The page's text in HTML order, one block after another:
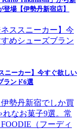
場【伊勢丹新宿店】
ニーカー】今すぐ欲しい
ランド6選